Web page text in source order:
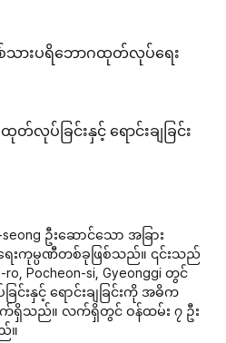
သားပရိဘောဂထုတ်လုပ်ရေး
လုပ်ခြင်းနှင့် ရောင်းချခြင်း
ဦးဆောင်သော အခြား
းကုမ္ပဏီတစ်ခုဖြစ်သည်။ ၎င်းသည်
ro, Pocheon-si, Gyeonggi တွင်
းနှင့် ရောင်းချခြင်းကို အဓိက
က်ရှိသည်။ လက်ရှိတွင် ဝန်ထမ်း ၇ ဦး
။